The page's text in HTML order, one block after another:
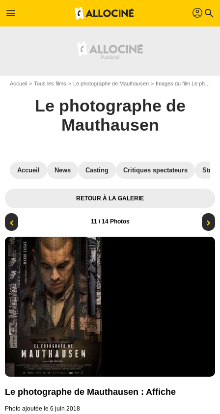
menu profil search
Accueil Tous les films Le photographe de Mauthausen Images du film Le photographe de Mauthausen
Le photographe de
Mauthausen
Accueil News Casting Critiques spectateurs
RETOUR À LA GALERIE
11/ 14 Photos
Le photographe de Mauthausen : Affiche
Photo ajoutée le 6 juin 2018